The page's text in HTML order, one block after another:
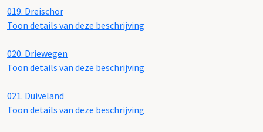
019. Dreischor
Toon details van deze beschrijving
020. Driewegen
Toon details van deze beschrijving
021. Duiveland
Toon details van deze beschrijving